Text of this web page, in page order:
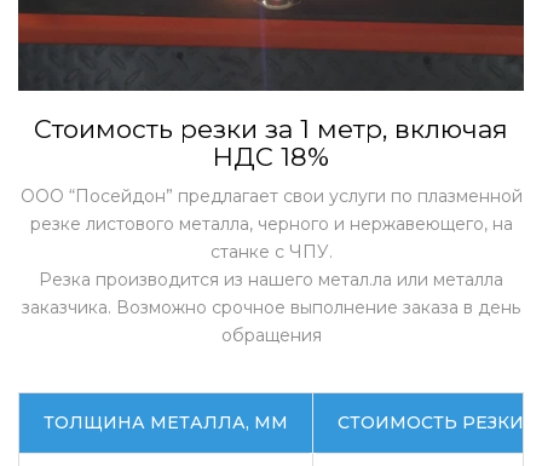
Стоимость резки за 1 метр, включая
НДС 18%
ООО “Посейдон” предлагает свои услуги по плазменной
резке листового металла, черного и нержавеющего, на
станке с ЧПУ.
Резка производится из нашего метал.ла или металла
заказчика. Возможно срочное выполнение заказа в день
обращения
ТОЛЩИНА МЕТАЛЛА, ММ СТОИМОСТЬ РЕЗКИ,